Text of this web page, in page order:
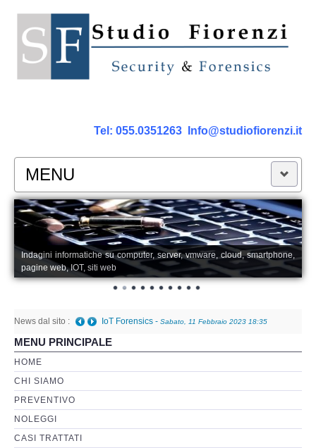
Tel: 055.0351263 Info@studiofiorenzi.it
MENU
PERIZIE
Perizia Computer
Perizia Smartphone Tablet,Cell.
Perizia Rete dati
Perizia Basi di Dati
Perizia Immagini e Video
Perzia su Software/Programmi
Indagini informatiche su computer, server, vmware, cloud, smartphone,
pagine web, IOT, siti web
News dal sito : IoT Forensics - Sabato, 11 Febbraio 2023 18:35
MENU PRINCIPALE
HOME
CHI SIAMO
PREVENTIVO
NOLEGGI
CASI TRATTATI